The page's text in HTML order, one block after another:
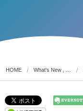
HOME What's New , …